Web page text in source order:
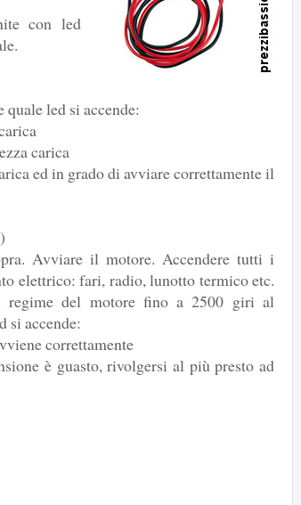
con led
led si accende:
carica
ed in grado di avviare correttamente il
Avviare il motore. Accendere tutti i
elettrico: fari, radio, lunotto termico etc.
regime del motore fino a 2500 giri al
si accende:
correttamente
è guasto, rivolgersi al più presto ad